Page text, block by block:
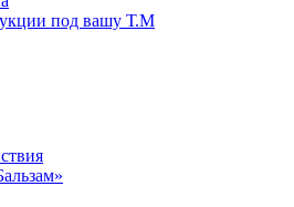
под вашу Т.М